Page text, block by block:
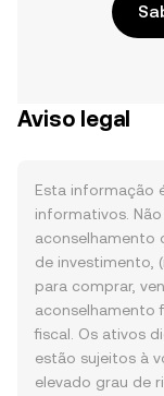
Aviso legal
Esta informação
informativos.
aconselhamento
de investimento,
para comprar,
aconselhamento
fiscal. Os ativos
estão sujeitos à
elevado grau de